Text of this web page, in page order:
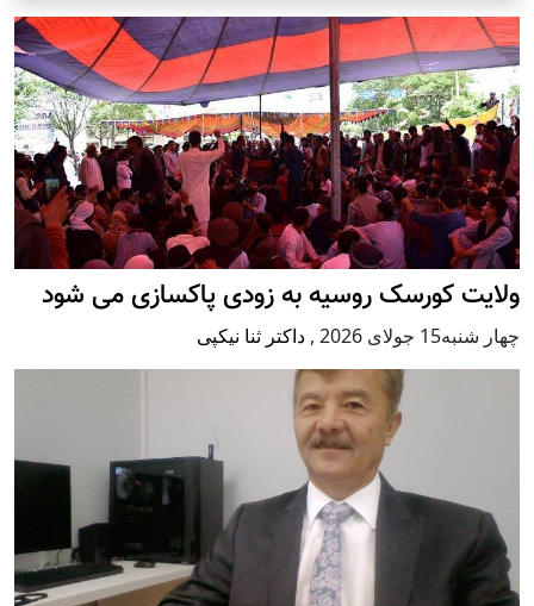
ولایت کورسک روسیه به زودی پاکسازی می شود
چهار شنبه15 جولای 2026 , داکتر ثنا نیکپی